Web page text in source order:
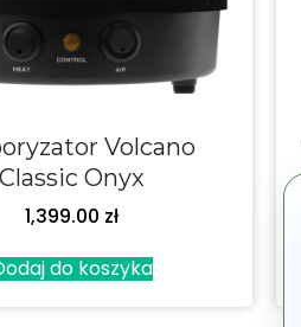
Volcano
Classic Onyx
1,399.00 zł
do koszyka